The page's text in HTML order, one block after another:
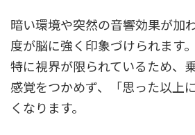
暗い環境や突然の音響効果が加
度が脳に強く印象づけられます。
特に視界が限られているため、
感覚をつかめず、「思った以上
くなります。